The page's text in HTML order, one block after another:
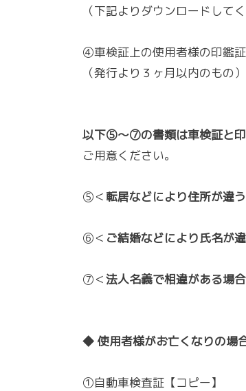
（下記よりダウンロードしてく
④車検証上の使用者様の印鑑証
（発行より３ヶ月以内のもの）
以下⑤～⑦の書類は車検証と印
ご用意ください。
⑤＜ 転居などにより住所が違
⑥＜ ご結婚などにより氏名が
⑦＜法人名義で相違がある場合
◆ 使用者様がお亡くなりの場
①自動車検査証【コピー】